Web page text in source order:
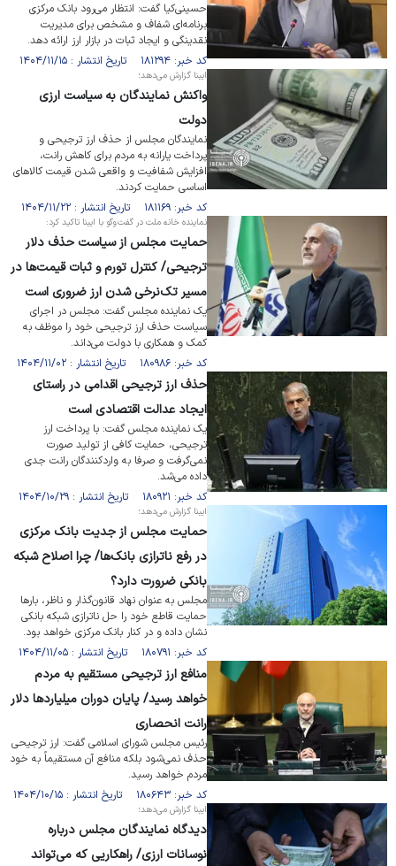
حسینی‌کیا گفت: انتظار می‌رود بانک مرکزی
برنامه‌ای شفاف و مشخص برای مدیریت
نقدینگی و ایجاد ثبات در بازار ارز ارائه دهد.
کد خبر: ۱۸۱۲۹۴ تاریخ انتشار : ۱۴۰۴/۱۱/۱۵
ایبنا گزارش می‌دهد؛
واکنش نمایندگان به سیاست ارزی
دولت
نمایندگان مجلس از حذف ارز ترجیحی و
پرداخت یارانه به مردم برای کاهش رانت،
افزایش شفافیت و واقعی شدن قیمت کالاهای
اساسی حمایت کردند.
کد خبر: ۱۸۱۱۶۹ تاریخ انتشار : ۱۴۰۴/۱۱/۲۲
نماینده خانه ملت در گفت‌وگو با ایبنا تاکید کرد:
حمایت مجلس از سیاست حذف دلار
ترجیحی/ کنترل تورم و ثبات قیمت‌ها در
مسیر تک‌نرخی شدن ارز ضروری است
یک نماینده مجلس گفت: مجلس در اجرای
سیاست حذف ارز ترجیحی خود را موظف به
کمک و همکاری با دولت می‌داند.
کد خبر: ۱۸۰۹۸۶ تاریخ انتشار : ۱۴۰۴/۱۱/۰۲
حذف ارز ترجیحی اقدامی در راستای
ایجاد عدالت اقتصادی است
یک نماینده مجلس گفت: با پرداخت ارز
ترجیحی، حمایت کافی از تولید صورت
نمی‌گرفت و صرفا به واردکنندگان رانت جدی
داده می‌شد.
کد خبر: ۱۸۰۹۲۱ تاریخ انتشار : ۱۴۰۴/۱۰/۲۹
ایبنا گزارش می‌دهد؛
حمایت مجلس از جدیت بانک مرکزی
در رفع ناترازی بانک‌ها/ چرا اصلاح شبکه
بانکی ضرورت دارد؟
مجلس به عنوان نهاد قانون‌گذار و ناظر، بار‌ها
حمایت قاطع خود را حل ناترازی شبکه بانکی
نشان داده و در کنار بانک مرکزی خواهد بود.
کد خبر: ۱۸۰۷۹۱ تاریخ انتشار : ۱۴۰۴/۱۱/۰۵
منافع ارز ترجیحی‌ مستقیم به مردم
خواهد رسید/ پایان دوران میلیاردها دلار
رانت انحصاری
رئیس مجلس شورای اسلامی گفت: ارز ترجیحی
حذف نمی‌شود بلکه منافع آن مستقیماً به خود
مردم خواهد رسید.
کد خبر: ۱۸۰۶۴۳ تاریخ انتشار : ۱۴۰۴/۱۰/۱۵
ایبنا گزارش می‌دهد؛
دیدگاه نمایندگان مجلس درباره
نوسانات ارزی/ راهکاریی که می‌تواند